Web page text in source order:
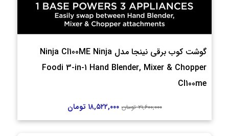
گوشت کوب برقی نینجا مدل Ninja CI100ME Ninja
Foodi 3-in-1 Hand Blender, Mixer & Chopper
CI100me
۲۱,۶۰۰,۰۰۰ تومان ۱۸,۵۲۲,۰۰۰ تومان